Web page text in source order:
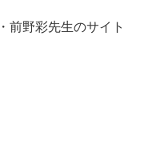
前野彩先生のサイト